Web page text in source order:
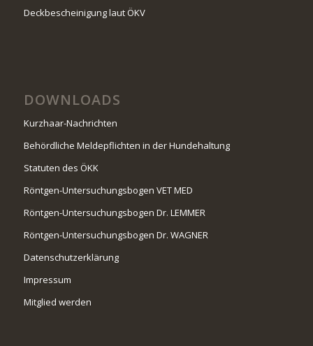
Deckbescheinigung laut ÖKV
DOWNLOADS
Kurzhaar-Nachrichten
Behördliche Meldepflichten in der Hundehaltung
Statuten des ÖKK
Röntgen-Untersuchungsbogen VET MED
Röntgen-Untersuchungsbogen Dr. LEMMER
Röntgen-Untersuchungsbogen Dr. WAGNER
Datenschutzerklärung
Impressum
Mitglied werden